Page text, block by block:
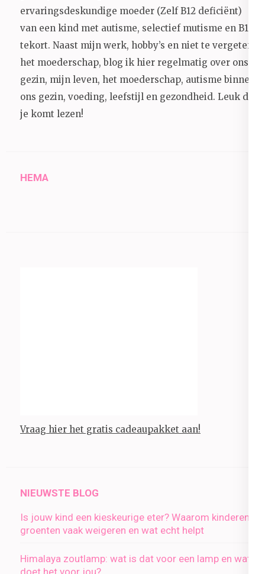
ervaringsdeskundige moeder (Zelf B12 deficiënt)
van een kind met autisme, selectief mutisme en B12
tekort. Naast mijn werk, hobby’s en niet te vergeten
het moederschap, blog ik hier regelmatig over ons
gezin, mijn leven, het moederschap, autisme binnen
ons gezin, voeding, leefstijl en gezondheid. Leuk dat
je komt lezen!
HEMA
Vraag hier het gratis cadeaupakket aan!
NIEUWSTE BLOG
Is jouw kind een kieskeurige eter? Waarom kinderen
groenten vaak weigeren en wat echt helpt
Himalaya zoutlamp: wat is dat voor een lamp en wat
doet het voor jou?